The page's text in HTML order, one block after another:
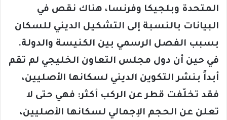
المتحدة وبلجيكا وفرنسا، هناك نقص في
البيانات بالنسبة إلى التشكيل الديني للسكان
بسبب الفصل الرسمي بين الكنيسة والدولة.
في حين أن دول مجلس التعاون الخليجي لم تقم
أبداً بنشر التكوين الديني لسكانها الأصليين،
فقد تخلّفت قطر عن الركب أكثر: فهي حتى لا
تعلن عن الحجم الإجمالي لسكانها الأصليين،